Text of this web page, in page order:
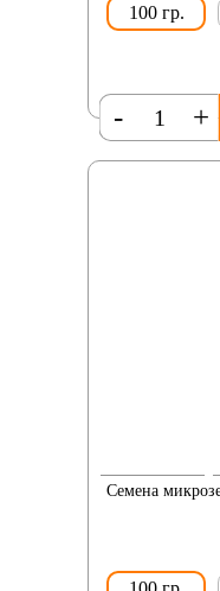
100 гр.
+
-
Семена